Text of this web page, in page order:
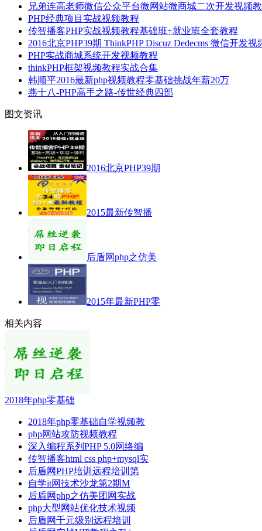
兄弟连高老师微信公众平台微网站微商城二次开发视频
PHP经典项目实战视频教程
传智播客PHP实战视频教程基础班+就业班全套教程
2016北京PHP39期 ThinkPHP Discuz Dedecms 微信开发视
PHP实战商城系统开发视频教程
thinkPHP框架视频教程实战合集
韩顺平2016最新php视频教程零基础挑战年薪20万
燕十八-PHP高手之路-传世经典四部
图文资讯
2016北京PHP39期
2015最新传智播
后盾网php之仿美
2015年最新PHP零
相关内容
2018年php零基础
2018年php零基础自学视频教
php网站攻防视频教程
深入编程系列PHP 5.0网络编
传智播客html css php+mysql实
后盾网PHP培训远程培训第
自学it网技术沙龙第2期M
后盾网php之仿美团网实战
php大型网站优化技术视频
后盾网千元级别远程培训